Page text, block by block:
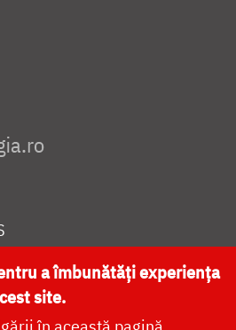
CATEDRALA NAȚIONALĂ
a îmbunătăți experiența
site.